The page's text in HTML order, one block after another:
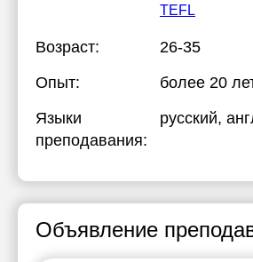
TEFL
Возраст:
26-35
Опыт:
более 20
Языки
преподавания:
русский,
Объявление